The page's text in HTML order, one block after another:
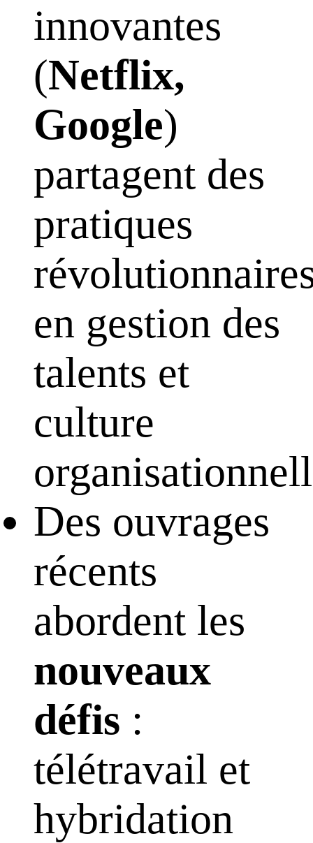
innovantes
(Netflix,
Google)
partagent des
pratiques
en gestion des
talents et
culture
Des ouvrages
récents
abordent les
nouveaux
défis :
télétravail et
hybridation